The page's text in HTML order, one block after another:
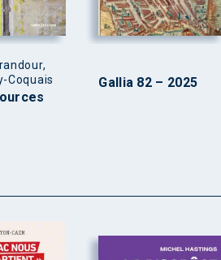
Coquais
Gallia 82 – 2025